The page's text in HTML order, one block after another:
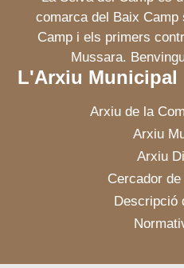
comarca del Baix Camp
Camp i els primers
Mussara.
L'Arxiu Municipal
Arxiu de la
Arxiu
Arxiu
Cercador
Descripció